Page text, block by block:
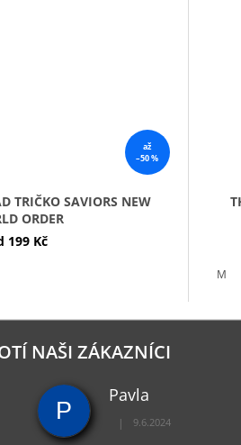
až
–50 %
TRIČKO SAVIORS NEW
ORDER
199 Kč
M
NAŠI ZÁKAZNÍCI
P
Pavla
Hodnocení obchodu je 5
| 9.6.2024